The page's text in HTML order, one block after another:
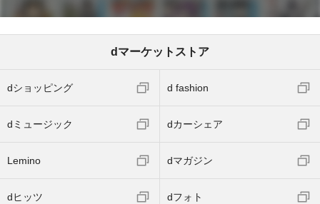
dマーケットストア
dショッピング d fashion
dミュージック dカーシェア
Lemino dマガジン
dヒッツ dフォト